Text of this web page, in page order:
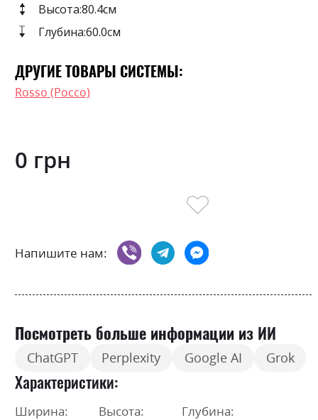
Высота:80.4см
Глубина:60.0см
ДРУГИЕ ТОВАРЫ СИСТЕМЫ:
Rosso (Россо)
0 грн
Напишите нам:
Посмотреть больше информации из ИИ
ChatGPT Perplexity Google AI Grok
Характеристики
Ширина: Высота: Глубина: